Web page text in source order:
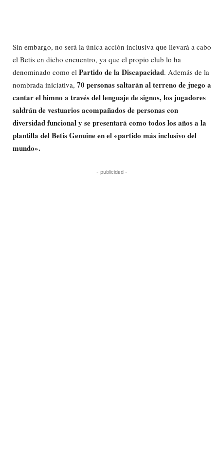
Sin embargo, no será la única acción inclusiva que llevará a cabo
el Betis en dicho encuentro, ya que el propio club lo ha
denominado como el Partido de la Discapacidad. Además de la
nombrada iniciativa, 70 personas saltarán al terreno de juego a
cantar el himno a través del lenguaje de signos, los jugadores
saldrán de vestuarios acompañados de personas con
diversidad funcional y se presentará como todos los años a la
plantilla del Betis Genuine en el «partido más inclusivo del
mundo».
- publicidad -